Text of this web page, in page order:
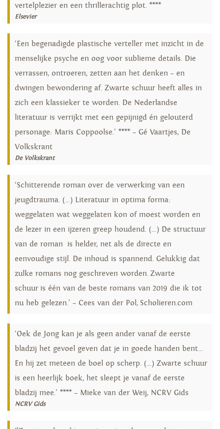
vertelplezier en een thrillerachtig plot. ****
Elsevier
‘Een begenadigde plastische verteller met inzicht in de
menselijke psyche en oog voor sublieme details. Die
verrassen, ontroeren, zetten aan het denken – en
dwingen bewondering af. Zwarte schuur heeft alles in
zich een klassieker te worden. De Nederlandse
literatuur is verrijkt met een gepijnigd én gelouterd
personage: Maris Coppoolse.’ **** – Gé Vaartjes, De
Volkskrant
De Volkskrant
‘Schitterende roman over de verwerking van een
jeugdtrauma. (…) Literatuur in optima forma:
weggelaten wat weggelaten kon of moest worden en
de lezer in een ijzeren greep houdend. (…) De structuur
van de roman is helder, net als de directe en
eenvoudige stijl. De inhoud is spannend. Gelukkig dat
zulke romans nog geschreven worden. Zwarte
schuur is één van de beste romans van 2019 die ik tot
nu heb gelezen.’ – Cees van der Pol, Scholieren.com
‘Oek de Jong kan je als geen ander vanaf de eerste
bladzij het gevoel geven dat je in goede handen bent…
En hij zet meteen de boel op scherp. (…) Zwarte schuur
is een heerlijk boek, het sleept je vanaf de eerste
bladzij mee.’ **** – Mieke van der Weij, NCRV Gids
NCRV Gids